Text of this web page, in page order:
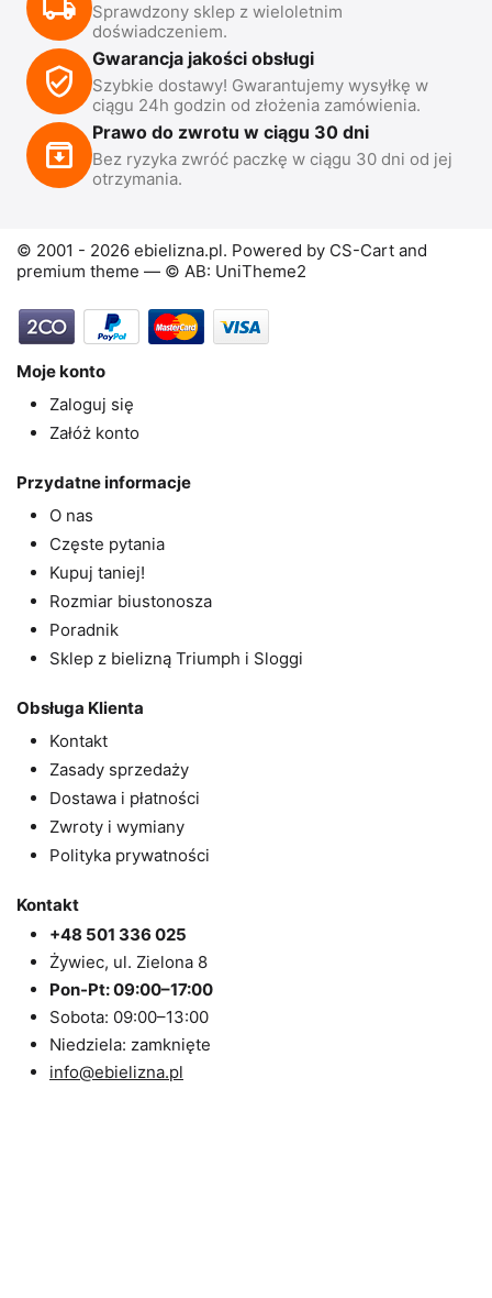
Sprawdzony sklep z wieloletnim
doświadczeniem.
Gwarancja jakości obsługi
Szybkie dostawy! Gwarantujemy wysyłkę w
ciągu 24h godzin od złożenia zamówienia.
Prawo do zwrotu w ciągu 30 dni
Bez ryzyka zwróć paczkę w ciągu 30 dni od jej
otrzymania.
© 2001 - 2026 ebielizna.pl. Powered by CS-Cart and
premium theme — © AB: UniTheme2
Moje konto
Zaloguj się
Załóż konto
Przydatne informacje
O nas
Częste pytania
Kupuj taniej!
Rozmiar biustonosza
Poradnik
Sklep z bielizną Triumph i Sloggi
Obsługa Klienta
Kontakt
Zasady sprzedaży
Dostawa i płatności
Zwroty i wymiany
Polityka prywatności
Kontakt
+48 501 336 025
Żywiec, ul. Zielona 8
Pon-Pt: 09:00–17:00
Sobota: 09:00–13:00
Niedziela: zamknięte
info@ebielizna.pl